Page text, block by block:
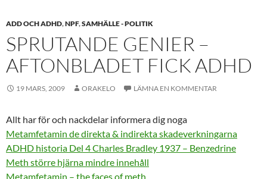
ADD OCH ADHD,NPF,SAMHÄLLE - POLITIK
SPRUTANDE GENIER –
AFTONBLADET FICK ADHD
19 MARS, 2009 ORAKELO LÄMNA EN KOMMENTAR
Allt har för och nackdelar informera dig noga
Metamfetamin de direkta & indirekta skadeverkningarna
ADHD historia Del 4 Charles Bradley 1937 – Benzedrine
Meth större hjärna mindre innehåll
Metamfetamin – the faces of meth